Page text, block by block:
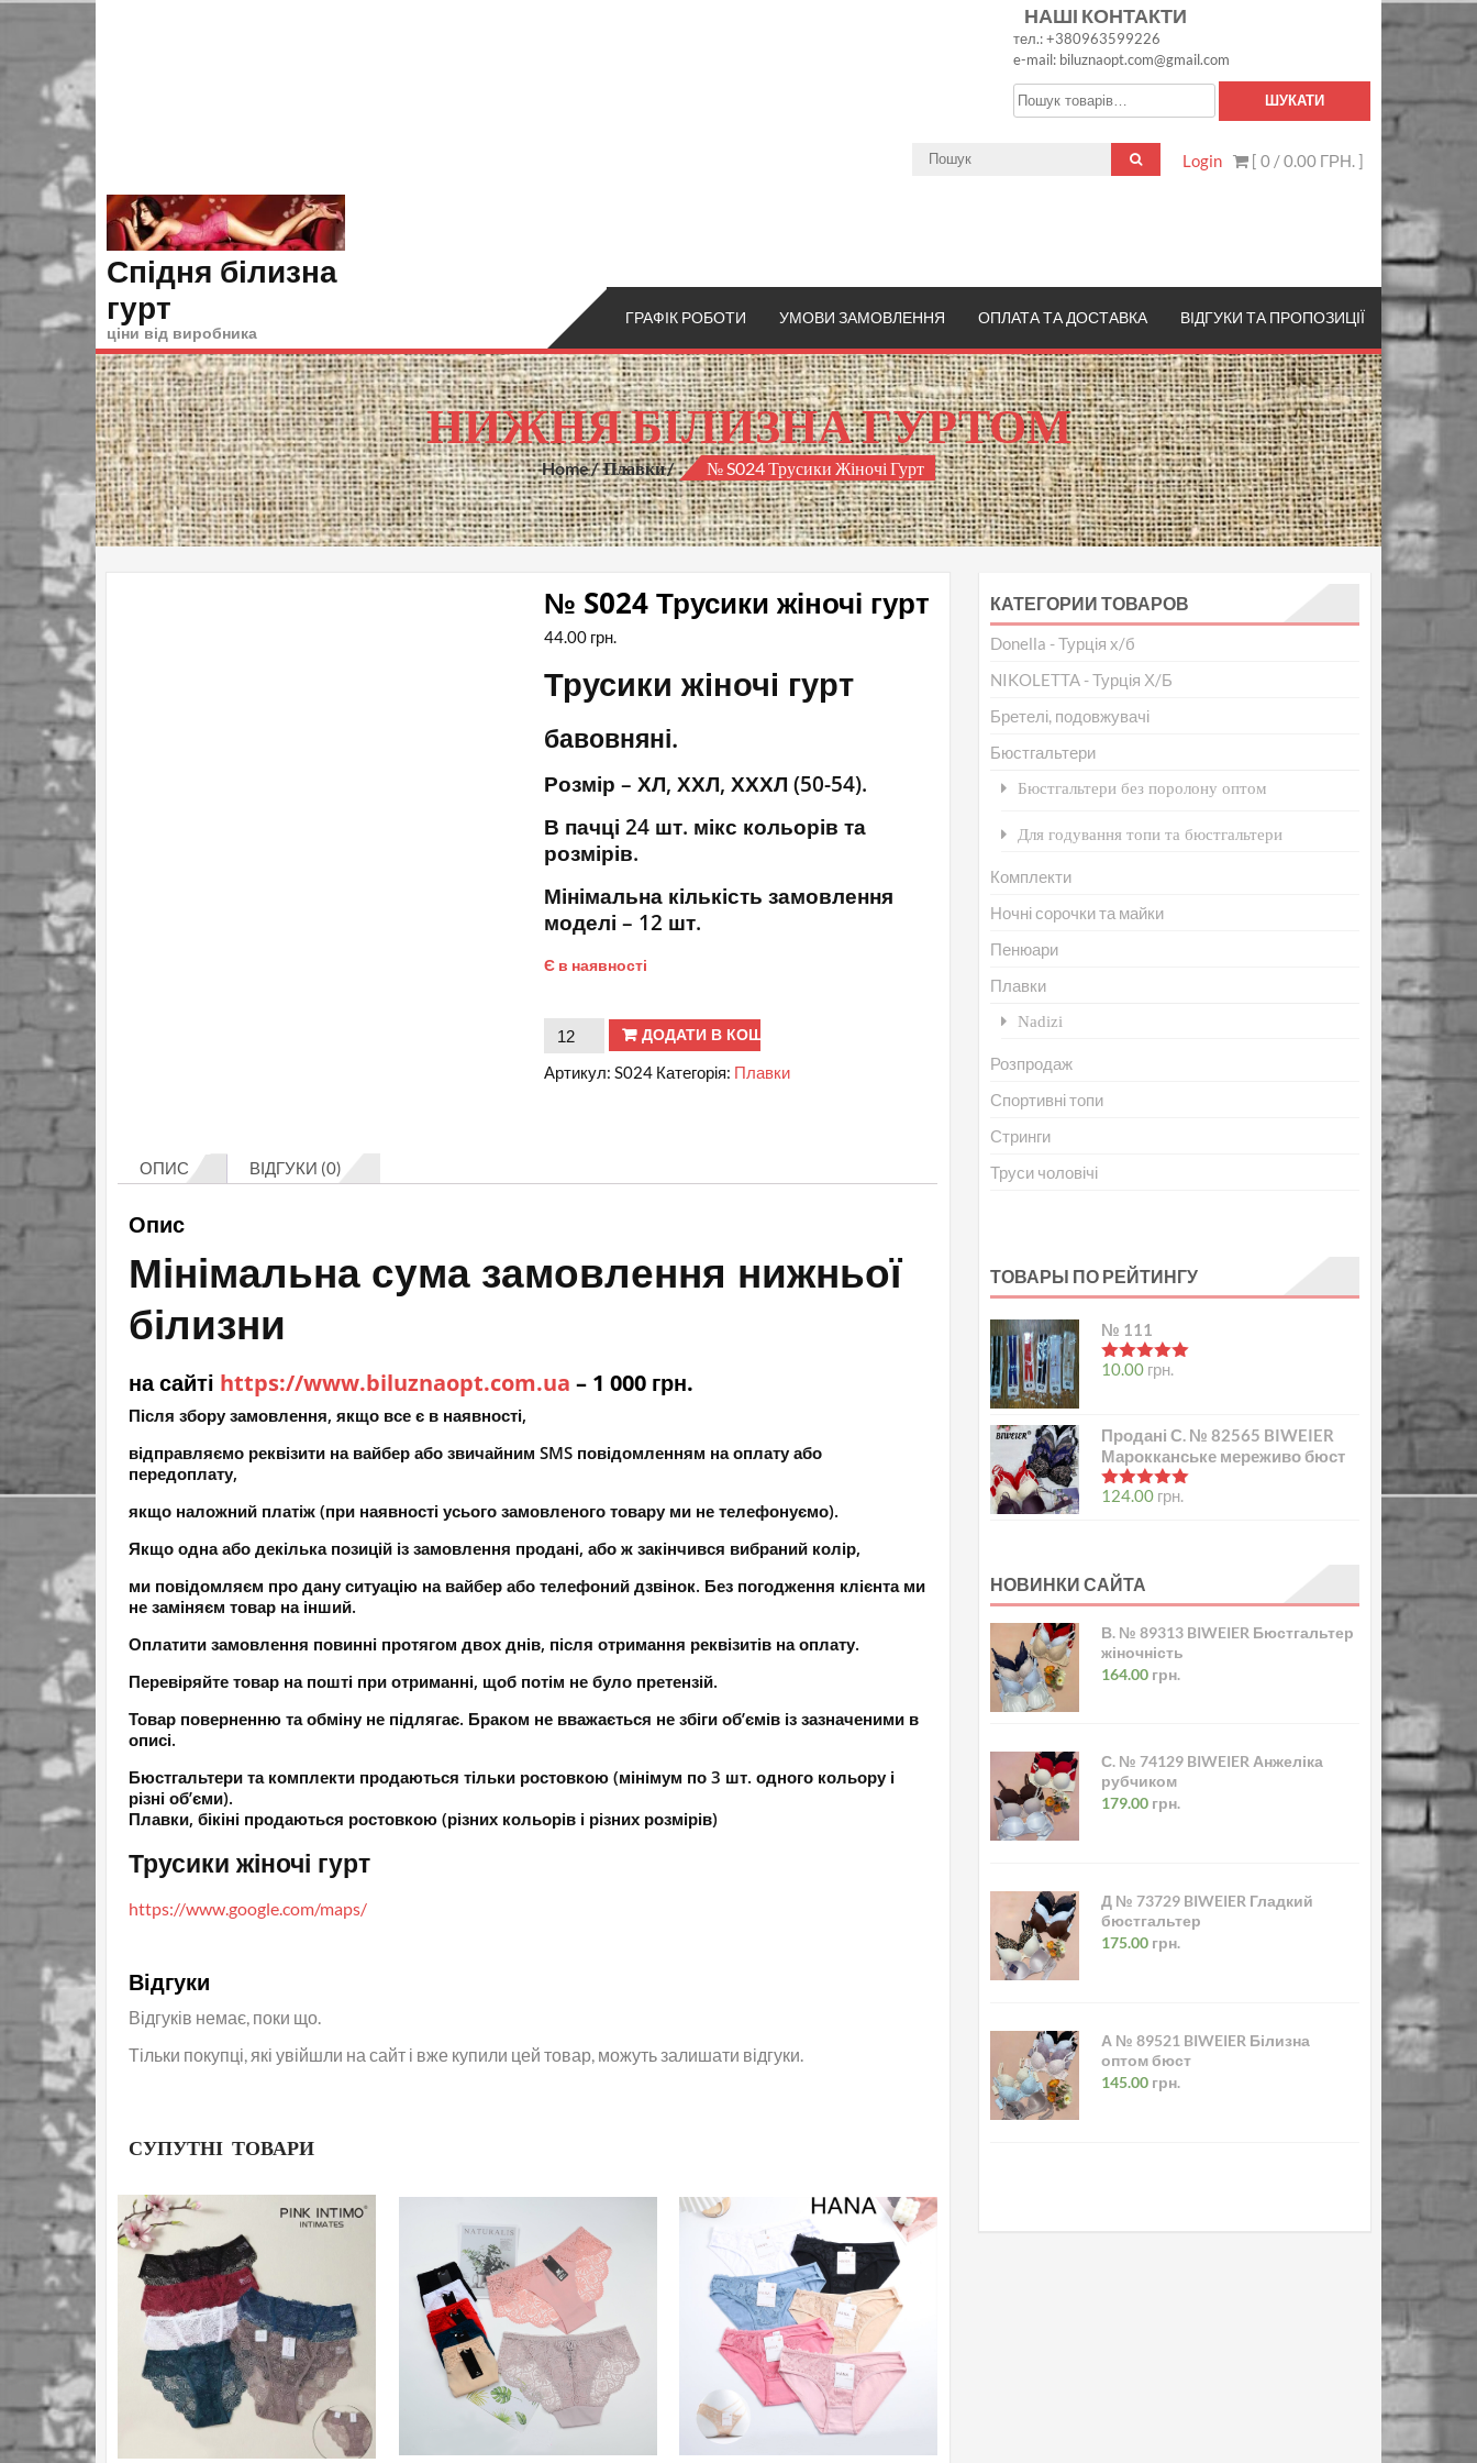
НАШІ КОНТАКТИ
тел.: +380963599226
e-mail: biluznaopt.com@gmail.com
Шукати:
ШУКАТИ
[ 0 /0.00 ГРН.]
Login
Спідня білизна
гурт
ціни від виробника
ГРАФІК РОБОТИ УМОВИ ЗАМОВЛЕННЯ ОПЛАТА ТА ДОСТАВКА ВІДГУКИ ТА ПРОПОЗИЦІЇ
НИЖНЯ БІЛИЗНА ГУРТОМ
Home Плавки № S024 Трусики Жіночі Гурт
№ S024 Трусики жіночі гурт
44.00 грн.
Трусики жіночі гурт
бавовняні.
Розмір – ХЛ, ХХЛ, ХХХЛ (50-54).
В пачці 24 шт. мікс кольорів та
розмірів.
Мінімальна кількість замовлення
моделі – 12 шт.
Є в наявності
№
кількість
ДОДАТИ В КОШИК
Артикул:S024 Категорія: Плавки
ОПИС ВІДГУКИ (0)
Опис
Мінімальна сума замовлення нижньої
білизни
на сайті https://www.biluznaopt.com.ua – 1 000 грн.
Після збору замовлення, якщо все є в наявності,
відправляємо реквізити на вайбер або звичайним SMS повідомленням на оплату або
передоплату,
якщо наложний платіж (при наявності усього замовленого товару ми не телефонуємо).
Якщо одна або декілька позицій із замовлення продані, або ж закінчився вибраний колір,
ми повідомляєм про дану ситуацію на вайбер або телефоний дзвінок. Без погодження клієнта ми
не заміняєм товар на інший.
Оплатити замовлення повинні протягом двох днів, після отримання реквізитів на оплату.
Перевіряйте товар на пошті при отриманні, щоб потім не було претензій.
Товар поверненню та обміну не підлягає. Браком не вважається не збіги об’ємів із зазначеними в
описі.
Бюстгальтери та комплекти продаються тільки ростовкою (мінімум по 3 шт. одного кольору і
різні об’єми).
Плавки, бікіні продаються ростовкою (різних кольорів і різних розмірів)
Трусики жіночі гурт
https://www.google.com/maps/
Відгуки
Відгуків немає, поки що.
Тільки покупці, які увійшли на сайт і вже купили цей товар, можуть залишати відгуки.
СУПУТНІ ТОВАРИ
КАТЕГОРИИ ТОВАРОВ
Donella - Турція х/б
NIKOLETTA - Турція Х/Б
Бретелі, подовжувачі
Бюстгальтери
Бюстгальтери без поролону оптом
Для годування топи та бюстгальтери
Комплекти
Ночні сорочки та майки
Пенюари
Плавки
Nadizi
Розпродаж
Спортивні топи
Стринги
Труси чоловічі
ТОВАРЫ ПО РЕЙТИНГУ
№ 111
в5.00з 5
10.00 грн.
Продані С. № 82565 BIWEIER
Марокканське мереживо бюст
в5.00з 5
124.00 грн.
НОВИНКИ САЙТА
В. № 89313 BIWEIER Бюстгальтер
жіночність
164.00 грн.
С. № 74129 BIWEIER Анжеліка
рубчиком
179.00 грн.
Д № 73729 BIWEIER Гладкий
бюстгальтер
175.00 грн.
А № 89521 BIWEIER Білизна
оптом бюст
145.00 грн.